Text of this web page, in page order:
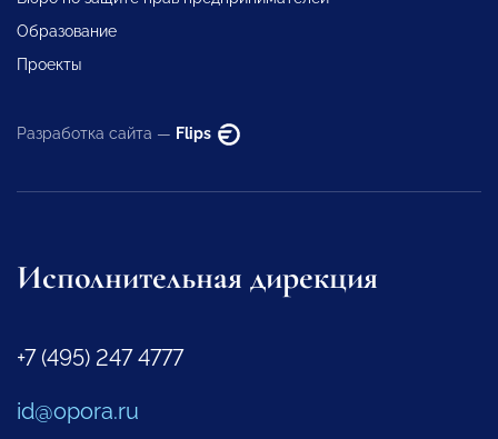
Образование
Проекты
Разработка сайта — Flips
Исполнительная дирекция
+7 (495) 247 4777
id@opora.ru